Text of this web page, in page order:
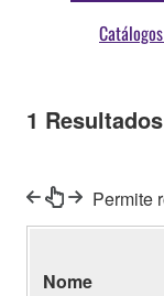
1 Resultados
Permite
Nome